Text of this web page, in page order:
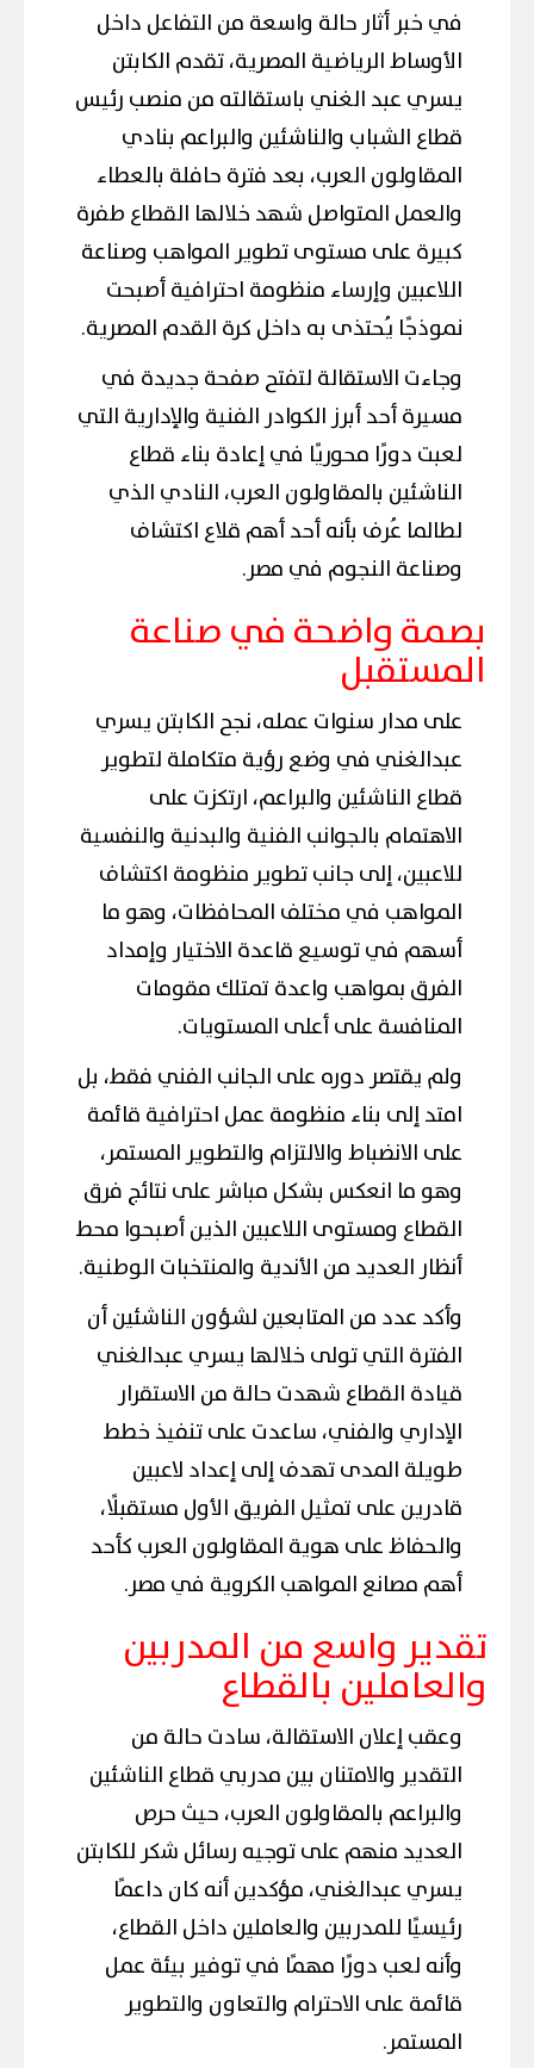
في خبر أثار حالة واسعة من التفاعل داخل
الأوساط الرياضية المصرية، تقدم الكابتن
يسري عبد الغني باستقالته من منصب رئيس
قطاع الشباب والناشئين والبراعم بنادي
المقاولون العرب، بعد فترة حافلة بالعطاء
والعمل المتواصل شهد خلالها القطاع طفرة
كبيرة على مستوى تطوير المواهب وصناعة
اللاعبين وإرساء منظومة احترافية أصبحت
نموذجًا يُحتذى به داخل كرة القدم المصرية.
وجاءت الاستقالة لتفتح صفحة جديدة في
مسيرة أحد أبرز الكوادر الفنية والإدارية التي
لعبت دورًا محوريًا في إعادة بناء قطاع
الناشئين بالمقاولون العرب، النادي الذي
لطالما عُرف بأنه أحد أهم قلاع اكتشاف
وصناعة النجوم في مصر.
بصمة واضحة في صناعة
المستقبل
على مدار سنوات عمله، نجح الكابتن يسري
عبدالغني في وضع رؤية متكاملة لتطوير
قطاع الناشئين والبراعم، ارتكزت على
الاهتمام بالجوانب الفنية والبدنية والنفسية
للاعبين، إلى جانب تطوير منظومة اكتشاف
المواهب في مختلف المحافظات، وهو ما
أسهم في توسيع قاعدة الاختيار وإمداد
الفرق بمواهب واعدة تمتلك مقومات
المنافسة على أعلى المستويات.
ولم يقتصر دوره على الجانب الفني فقط، بل
امتد إلى بناء منظومة عمل احترافية قائمة
على الانضباط والالتزام والتطوير المستمر،
وهو ما انعكس بشكل مباشر على نتائج فرق
القطاع ومستوى اللاعبين الذين أصبحوا محط
أنظار العديد من الأندية والمنتخبات الوطنية.
وأكد عدد من المتابعين لشؤون الناشئين أن
الفترة التي تولى خلالها يسري عبدالغني
قيادة القطاع شهدت حالة من الاستقرار
الإداري والفني، ساعدت على تنفيذ خطط
طويلة المدى تهدف إلى إعداد لاعبين
قادرين على تمثيل الفريق الأول مستقبلًا،
والحفاظ على هوية المقاولون العرب كأحد
أهم مصانع المواهب الكروية في مصر.
تقدير واسع من المدربين
والعاملين بالقطاع
وعقب إعلان الاستقالة، سادت حالة من
التقدير والامتنان بين مدربي قطاع الناشئين
والبراعم بالمقاولون العرب، حيث حرص
العديد منهم على توجيه رسائل شكر للكابتن
يسري عبدالغني، مؤكدين أنه كان داعمًا
رئيسيًا للمدربين والعاملين داخل القطاع،
وأنه لعب دورًا مهمًا في توفير بيئة عمل
قائمة على الاحترام والتعاون والتطوير
المستمر.